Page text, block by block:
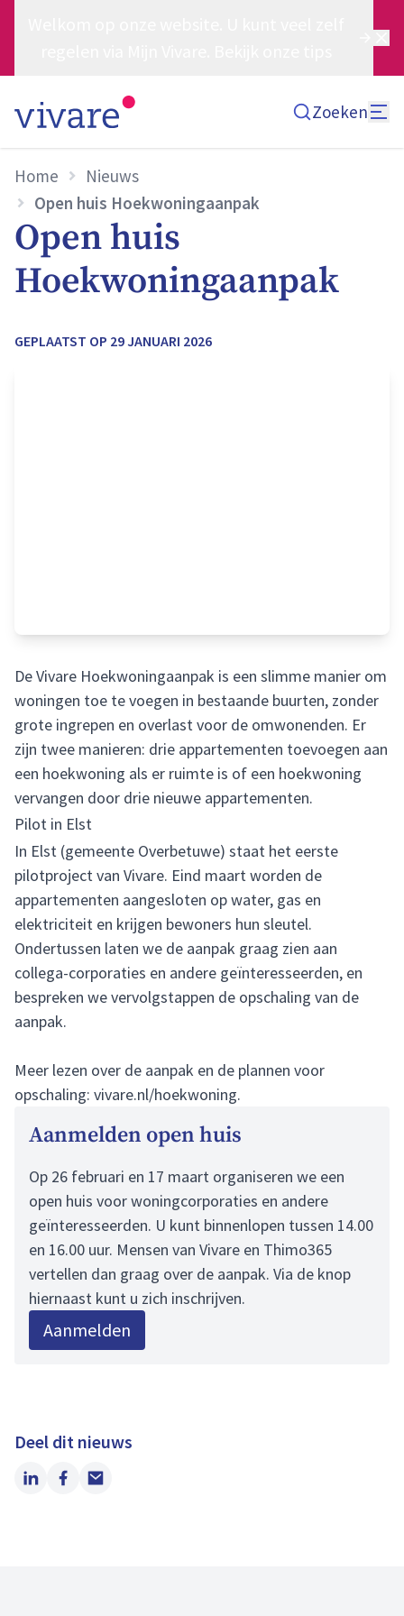
Zoeken
Home
Nieuws
Open huis Hoekwoningaanpak
Open huis
Hoekwoningaanpak
GEPLAATST OP 29 JANUARI 2026
De Vivare Hoekwoningaanpak is een slimme manier om
woningen toe te voegen in bestaande buurten, zonder
grote ingrepen en overlast voor de omwonenden. Er
zijn twee manieren: drie appartementen toevoegen aan
een hoekwoning als er ruimte is of een hoekwoning
vervangen door drie nieuwe appartementen.
Pilot in Elst
In Elst (gemeente Overbetuwe) staat het eerste
pilotproject van Vivare. Eind maart worden de
appartementen aangesloten op water, gas en
elektriciteit en krijgen bewoners hun sleutel.
Ondertussen laten we de aanpak graag zien aan
collega-corporaties en andere geïnteresseerden, en
bespreken we vervolgstappen de opschaling van de
aanpak.
Meer lezen over de aanpak en de plannen voor
opschaling: vivare.nl/hoekwoning.
Aanmelden open huis
Op 26 februari en 17 maart organiseren we een
open huis voor woningcorporaties en andere
geïnteresseerden. U kunt binnenlopen tussen 14.00
en 16.00 uur. Mensen van Vivare en Thimo365
vertellen dan graag over de aanpak. Via de knop
hiernaast kunt u zich inschrijven.
Aanmelden
Deel dit nieuws
LinkedIn
Facebook
Email